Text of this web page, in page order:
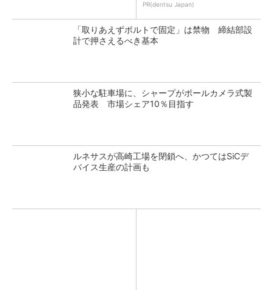
PR(dentsu Japan)
「取りあえずボルトで固定」は禁物 締結部設
計で押さえるべき基本
狭小な駐車場に、シャープがポールカメラ式製
品発表 市場シェア10％目指す
ルネサスが高崎工場を閉鎖へ、かつてはSiCデ
バイス生産の計画も